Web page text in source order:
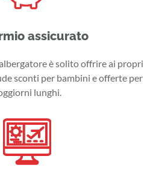
assicurato
è solito offrire ai propri
sconti per bambini e offerte per
lunghi.